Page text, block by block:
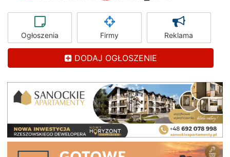
Ogłoszenia Firmy Reklama
DODAJ OGŁOSZENIE